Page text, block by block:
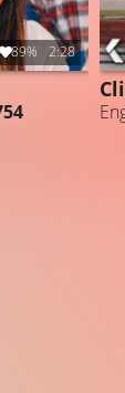
89% 2:28